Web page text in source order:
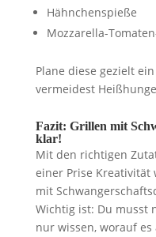
Hähnchenspieße
Mozzarella-
Plane diese gezielt
vermeidest
Fazit: Grillen mit
klar!
Mit den richtigen
einer Prise Kreativität
mit
Wichtig ist: Du musst
nur wissen, worauf